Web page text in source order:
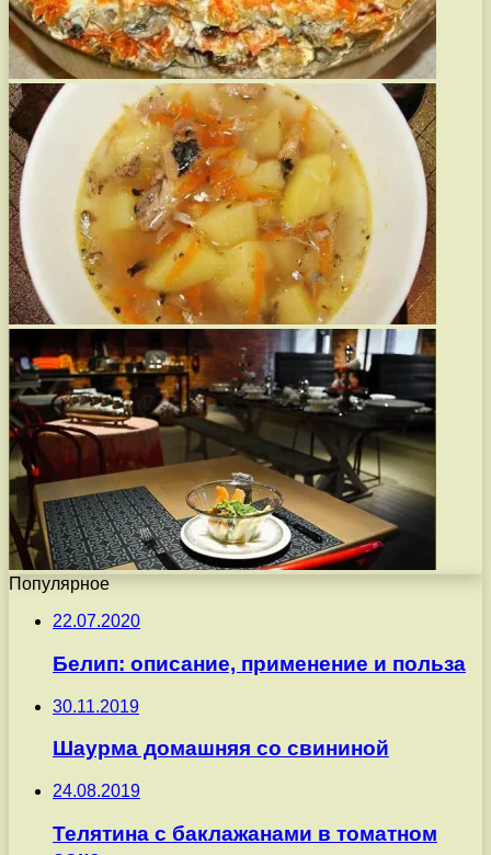
Популярное
22.07.2020
Белип: описание, применение и польза
30.11.2019
Шаурма домашняя со свининой
24.08.2019
Телятина с баклажанами в томатном